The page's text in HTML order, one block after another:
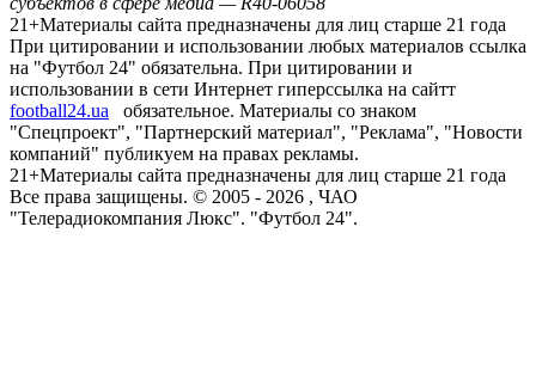
21+Материалы сайта предназначены для лиц старше 21 года
При цитировании и использовании любых материалов ссылка
на "Футбол 24" обязательна. При цитировании и
использовании в сети Интернет гиперссылка на сайтт
football24.ua
обязательное. Материалы со знаком
"Спецпроект", "Партнерский материал", "Реклама", "Новости
компаний" публикуем на правах рекламы.
21+Материалы сайта предназначены для лиц старше 21 года
Все права защищены. © 2005 - 2026 , ЧАО
"Телерадиокомпания Люкс". "Футбол 24".